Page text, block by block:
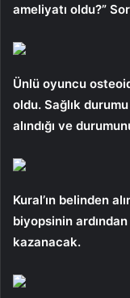
ameliyatı oldu?”
Ünlü oyuncu
oldu. Sağlık
alındığı ve
Kural’ın belinden
biyopsinin
kazanacak.